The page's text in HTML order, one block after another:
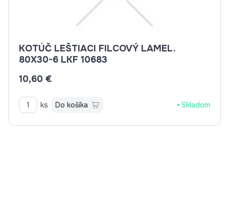
KOTÚČ LEŠTIACI FILCOVÝ LAMEL.
80X30-6 LKF 10683
10,60 €
ks Do košíka Skladom